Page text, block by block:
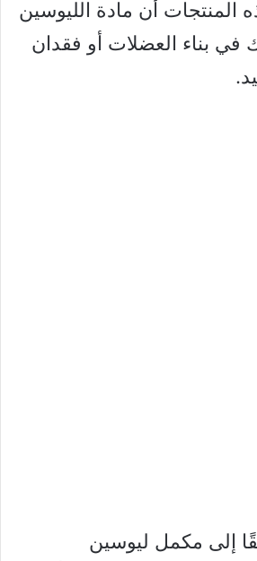
المنتجات أن مادة الليوسين
بناء العضلات أو فقدان
إلى مكمل ليوسين